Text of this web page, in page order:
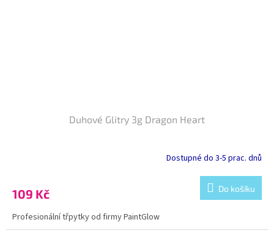
Duhové Glitry 3g Dragon Heart
Dostupné do 3-5 prac. dnů
109 Kč Do košíku
Profesionální třpytky od firmy PaintGlow